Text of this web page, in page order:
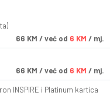
66 KM / već od 6 KM / mj.
66 KM / već od 6 KM / mj.
INSPIRE i Platinum kartica